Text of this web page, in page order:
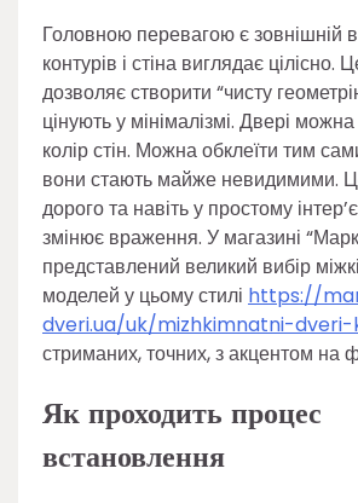
Головною перевагою є зовнішній
контурів і стіна виглядає цілісно.
дозволяє створити “чисту
цінують у мінімалізмі. Двері
колір стін. Можна обклеїти тим
вони стають майже невидимими.
дорого та навіть у простому
змінює враження. У магазині
представлений великий вибір
моделей у цьому стилі https://
dveri.ua/uk/mizhkimnatni-
стриманих, точних, з акцентом на
Як проходить процес
встановлення